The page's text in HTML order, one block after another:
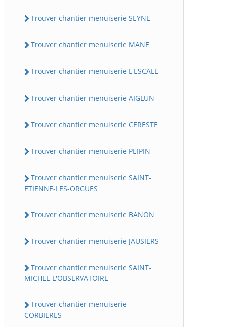
Trouver chantier menuiserie SEYNE
Trouver chantier menuiserie MANE
Trouver chantier menuiserie L'ESCALE
Trouver chantier menuiserie AIGLUN
Trouver chantier menuiserie CERESTE
Trouver chantier menuiserie PEIPIN
Trouver chantier menuiserie SAINT-
ETIENNE-LES-ORGUES
Trouver chantier menuiserie BANON
Trouver chantier menuiserie JAUSIERS
Trouver chantier menuiserie SAINT-
MICHEL-L'OBSERVATOIRE
Trouver chantier menuiserie
CORBIERES